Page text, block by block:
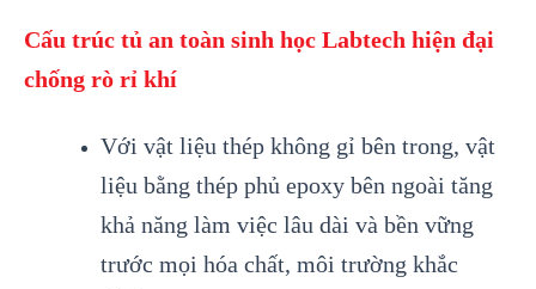
Cấu trúc tủ an toàn sinh học Labtech hiện đại
chống rò rỉ khí
Với vật liệu thép không gỉ bên trong, vật
liệu bằng thép phủ epoxy bên ngoài tăng
khả năng làm việc lâu dài và bền vững
trước mọi hóa chất, môi trường khắc